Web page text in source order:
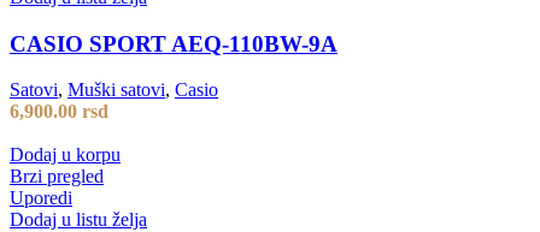
CASIO SPORT AEQ-110BW-9A
Satovi, Muški satovi, Casio
6,900.00 rsd
Dodaj u korpu
Brzi pregled
Uporedi
Dodaj u listu želja